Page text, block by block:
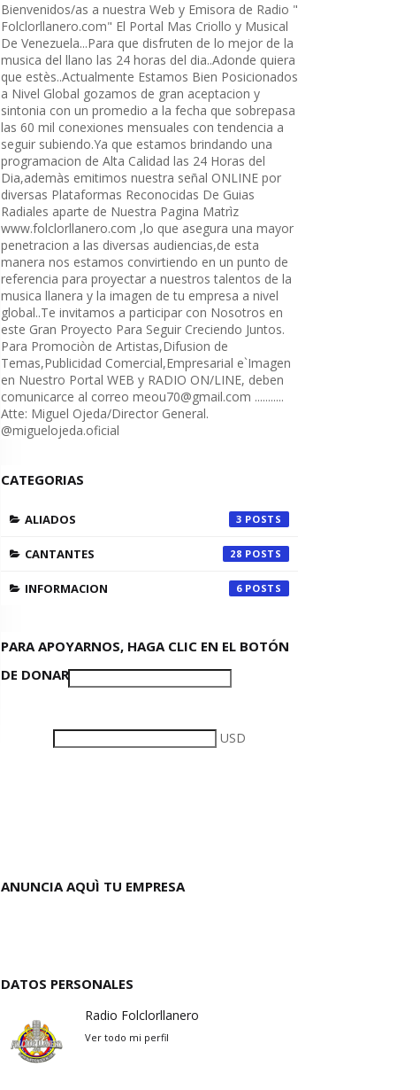
Bienvenidos/as a nuestra Web y Emisora de Radio "
Folclorllanero.com" El Portal Mas Criollo y Musical
De Venezuela...Para que disfruten de lo mejor de la
musica del llano las 24 horas del dia..Adonde quiera
que estès..Actualmente Estamos Bien Posicionados
a Nivel Global gozamos de gran aceptacion y
sintonia con un promedio a la fecha que sobrepasa
las 60 mil conexiones mensuales con tendencia a
seguir subiendo.Ya que estamos brindando una
programacion de Alta Calidad las 24 Horas del
Dia,ademàs emitimos nuestra señal ONLINE por
diversas Plataformas Reconocidas De Guias
Radiales aparte de Nuestra Pagina Matrìz
www.folclorllanero.com ,lo que asegura una mayor
penetracion a las diversas audiencias,de esta
manera nos estamos convirtiendo en un punto de
referencia para proyectar a nuestros talentos de la
musica llanera y la imagen de tu empresa a nivel
global..Te invitamos a participar con Nosotros en
este Gran Proyecto Para Seguir Creciendo Juntos.
Para Promociòn de Artistas,Difusion de
Temas,Publicidad Comercial,Empresarial e`Imagen
en Nuestro Portal WEB y RADIO ON/LINE, deben
comunicarce al correo meou70@gmail.com ...........
Atte: Miguel Ojeda/Director General.
@miguelojeda.oficial
CATEGORIAS
ALIADOS 3
CANTANTES 28
INFORMACION 6
PARA APOYARNOS, HAGA CLIC EN EL BOTÓN
DE DONAR
USD
ANUNCIA AQUÌ TU EMPRESA
DATOS PERSONALES
Radio Folclorllanero
Ver todo mi perfil